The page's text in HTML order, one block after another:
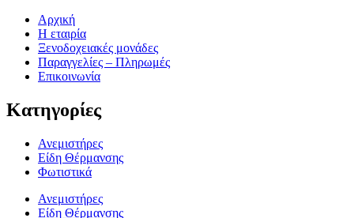
Αρχική
Η εταιρία
Ξενοδοχειακές μονάδες
Παραγγελίες – Πληρωμές
Επικοινωνία
Κατηγορίες
Ανεμιστήρες
Είδη Θέρμανσης
Φωτιστικά
Ανεμιστήρες
Είδη Θέρμανσης